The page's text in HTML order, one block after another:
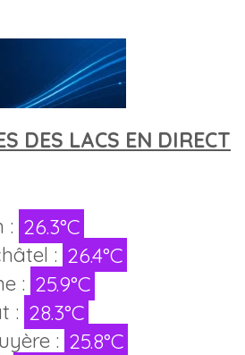
DES LACS EN DIRECT
: 26.3°C
: 26.4°C
: 25.9°C
: 28.3°C
: 25.8°C